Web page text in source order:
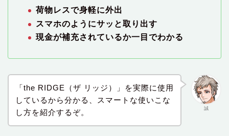
荷物レスで身軽に外出
スマホのようにサッと取り出す
現金が補充されているか一目でわかる
誠
「the RIDGE（ザ リッジ）」を実際に使用
しているから分かる、スマートな使いこな
し方を紹介するぞ。